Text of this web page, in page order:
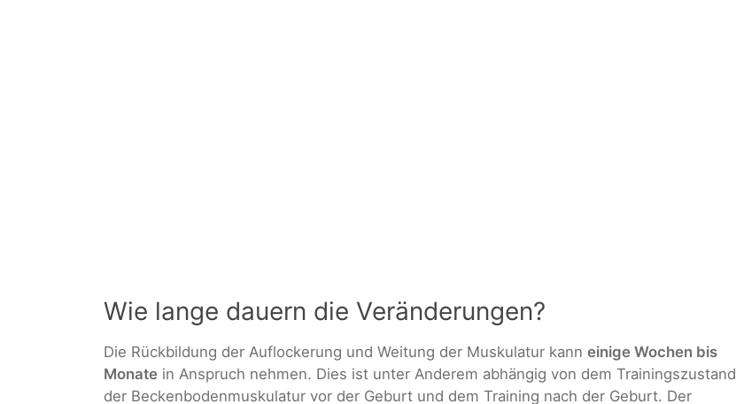
Wie lange dauern die Veränderungen?
Die Rückbildung der Auflockerung und Weitung der Muskulatur kann einige Wochen bis
Monate in Anspruch nehmen. Dies ist unter Anderem abhängig von dem Trainingszustand
der Beckenbodenmuskulatur vor der Geburt und dem Training nach der Geburt. Der